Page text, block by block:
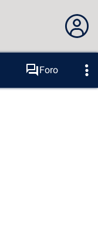
conectado...
al sitio
Foro
Herramientas